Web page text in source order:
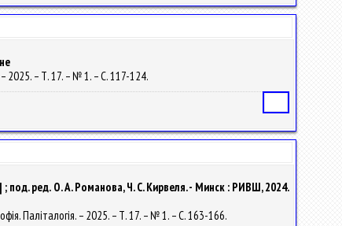
– 2025. – Т. 17. – № 1. – С. 117-124.
ред. О. А. Романова, Ч. С. Кирвеля. - Минск : РИВШ, 2024.
Паліталогія. – 2025. – Т. 17. – № 1. – С. 163-166.